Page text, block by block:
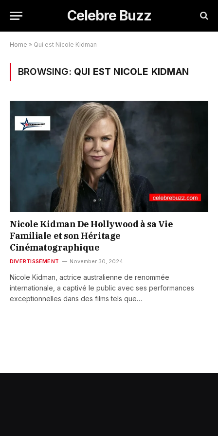
Celebre Buzz
Home » Qui est Nicole Kidman
BROWSING: QUI EST NICOLE KIDMAN
Nicole Kidman De Hollywood à sa Vie
Familiale et son Héritage
Cinématographique
DIVERTISSEMENT November 30, 2024
Nicole Kidman, actrice australienne de renommée
internationale, a captivé le public avec ses performances
exceptionnelles dans des films tels que…